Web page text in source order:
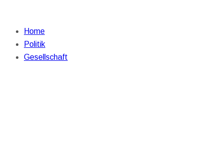
Home
Politik
Gesellschaft